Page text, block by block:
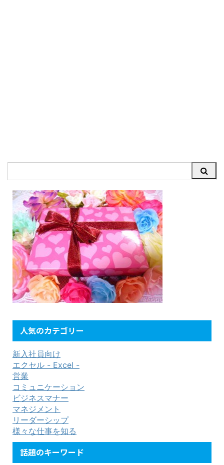
人気のカテゴリー
新入社員向け
エクセル - Excel -
営業
コミュニケーション
ビジネスマナー
マネジメント
リーダーシップ
様々な仕事を知る
話題のキーワード